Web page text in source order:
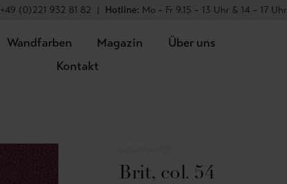
+49 (0)221 932 81 82 | Hotline: Mo – Fr 9.15 – 13 Uhr & 14 – 17 Uhr
Wandfarben Magazin
Über uns
Kontakt
Brit, col. 54